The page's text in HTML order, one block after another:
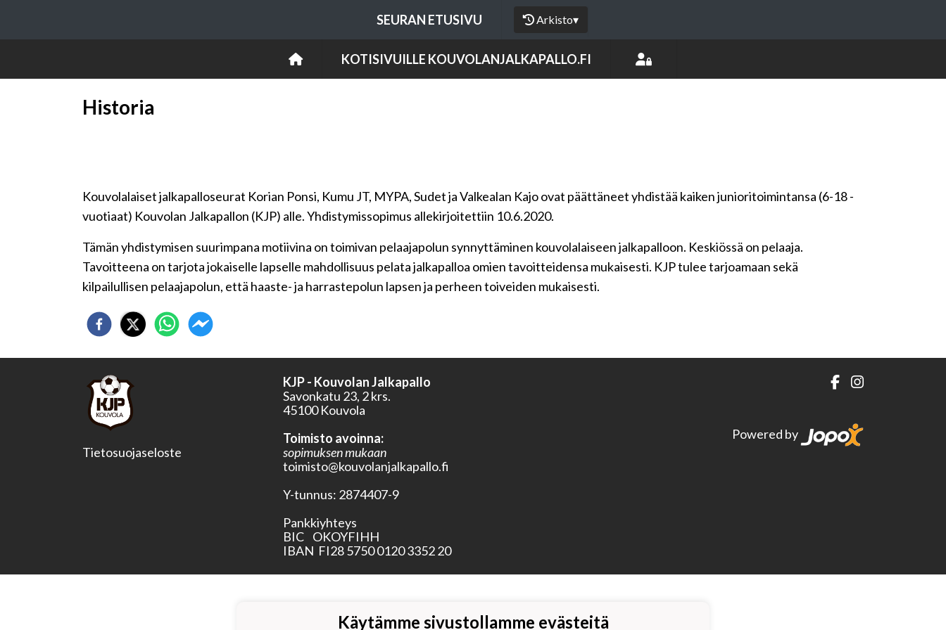
SEURAN ETUSIVU Arkisto▾
KOTISIVUILLE KOUVOLANJALKAPALLO.FI
Historia
Kouvolalaiset jalkapalloseurat Korian Ponsi, Kumu JT, MYPA, Sudet ja Valkealan Kajo ovat päättäneet yhdistää kaiken junioritoimintansa (6-18 -
vuotiaat) Kouvolan Jalkapallon (KJP) alle. Yhdistymissopimus allekirjoitettiin 10.6.2020.
Tämän yhdistymisen suurimpana motiivina on toimivan pelaajapolun synnyttäminen kouvolalaiseen jalkapalloon. Keskiössä on pelaaja.
Tavoitteena on tarjota jokaiselle lapselle mahdollisuus pelata jalkapalloa omien tavoitteidensa mukaisesti. KJP tulee tarjoamaan sekä
kilpailullisen pelaajapolun, että haaste- ja harrastepolun lapsen ja perheen toiveiden mukaisesti.
Tietosuojaseloste
KJP - Kouvolan Jalkapallo
Savonkatu 23, 2 krs.
45100 Kouvola
Toimisto avoinna:
sopimuksen mukaan
toimisto@kouvolanjalkapallo.fi
Y-tunnus: 2874407-9
Pankkiyhteys
BIC OKOYFIHH
IBAN FI28 5750 0120 3352 20
Powered by
Käytämme sivustollamme evästeitä